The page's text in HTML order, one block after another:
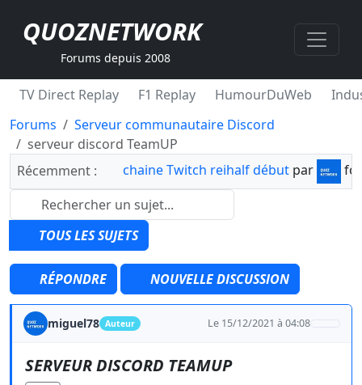
QUOZNETWORK
Forums depuis 2008
TV Direct Replay F1 Replay HumourDuWeb
Forums
Serveur communautaire Discord
serveur discord TeamUP
Récemment :
chaine Twitch reihalf début par
TOUS LES SUJETS
RÉPONDRE NOUVELLE DISCUSSION
miguel78 Auteur Le 15/12/2021 à 04:08
SERVEUR DISCORD TEAMUP